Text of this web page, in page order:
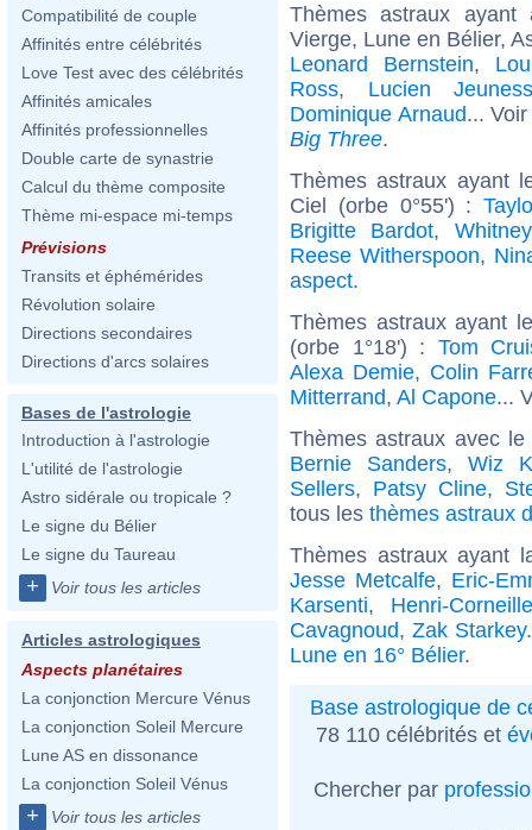
Compatibilité de couple
Affinités entre célébrités
Love Test avec des célébrités
Affinités amicales
Affinités professionnelles
Double carte de synastrie
Calcul du thème composite
Thème mi-espace mi-temps
Prévisions
Transits et éphémérides
Révolution solaire
Directions secondaires
Directions d'arcs solaires
Bases de l'astrologie
Introduction à l'astrologie
L'utilité de l'astrologie
Astro sidérale ou tropicale ?
Le signe du Bélier
Le signe du Taureau
+ Voir tous les articles
Articles astrologiques
Aspects planétaires
La conjonction Mercure Vénus
La conjonction Soleil Mercure
Lune AS en dissonance
La conjonction Soleil Vénus
+ Voir tous les articles
Thèmes astraux
Vierge, Lune en Bélier,
Leonard Bernstein,
Ross, Lucien
Dominique Arnaud...
Big Three.
Thèmes astraux ayant
Ciel (orbe 0°55') :
Brigitte Bardot,
Reese Witherspoon,
aspect.
Thèmes astraux ayant
(orbe 1°18') : Tom
Alexa Demie, Colin
Mitterrand, Al Capone...
Thèmes astraux avec
Bernie Sanders,Wiz
Sellers, Patsy Cline,
tous les thèmes astraux
Thèmes astraux ayant
Jesse Metcalfe, Eric-
Karsenti, Henri-
Cavagnoud,Zak Starkey
Lune en 16° Bélier.
Base astrologique de
78 110 célébrités et
Chercher par